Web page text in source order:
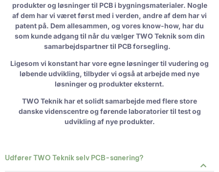
produkter og løsninger til PCB i bygningsmaterialer. Nogle
af dem har vi været først med i verden, andre af dem har vi
patent på. Dem allesammen, og vores know-how, har du
som kunde adgang til når du vælger TWO Teknik som din
samarbejdspartner til PCB forsegling.
Ligesom vi konstant har vore egne løsninger til vudering og
løbende udvikling, tilbyder vi også at arbejde med nye
løsninger og produkter eksternt.
TWO Teknik har et solidt samarbejde med flere store
danske videnscentre og førende laboratorier til test og
udvikling af nye produkter.
Udfører TWO Teknik selv PCB-sanering?